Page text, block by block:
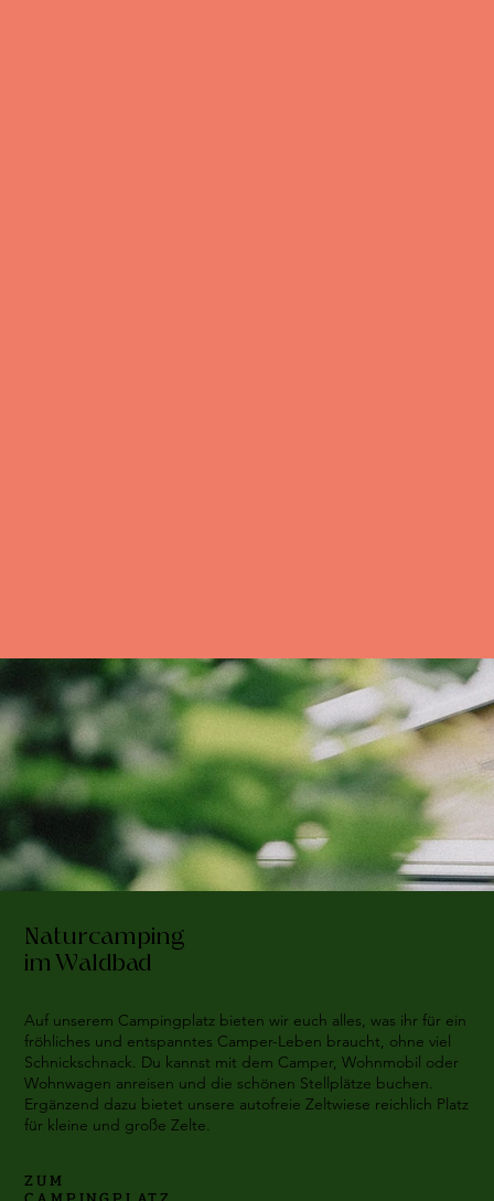
Naturcamping
im Waldbad
Auf unserem Campingplatz bieten wir euch alles, was ihr für ein
fröhliches und entspanntes Camper-Leben braucht, ohne viel
Schnickschnack. Du kannst mit dem Camper, Wohnmobil oder
Wohnwagen anreisen und die schönen Stellplätze buchen.
Ergänzend dazu bietet unsere autofreie Zeltwiese reichlich Platz
für kleine und große Zelte.
ZUM